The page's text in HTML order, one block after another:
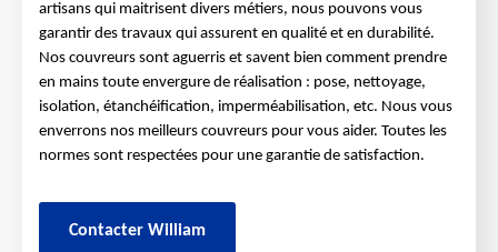
artisans qui maitrisent divers métiers, nous pouvons vous
garantir des travaux qui assurent en qualité et en durabilité.
Nos couvreurs sont aguerris et savent bien comment prendre
en mains toute envergure de réalisation : pose, nettoyage,
isolation, étanchéification, imperméabilisation, etc. Nous vous
enverrons nos meilleurs couvreurs pour vous aider. Toutes les
normes sont respectées pour une garantie de satisfaction.
Contacter William